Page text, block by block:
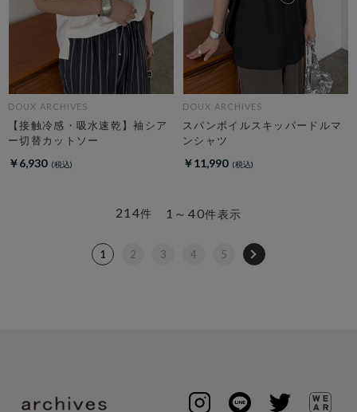
DOUX ARCHIVES
【接触冷感・吸水速乾】袖シア
ー切替カットソー
￥6,930
DOUX ARCHIVES
スパンボイルスキッパードルマ
ンシャツ
￥11,990
1～40件表示
214件
1 2 3 4 5